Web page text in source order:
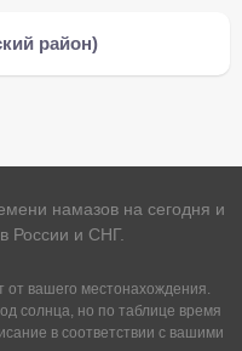
район)
намазов на сегодня и
России и СНГ.
от вашего местонахождения.
солнца, но по таблице время
в соответствии с вашими